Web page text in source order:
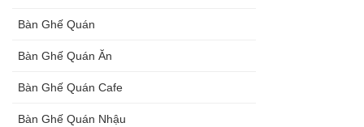
Bàn Ghế Quán
Bàn Ghế Quán Ăn
Bàn Ghế Quán Cafe
Bàn Ghế Quán Nhậu